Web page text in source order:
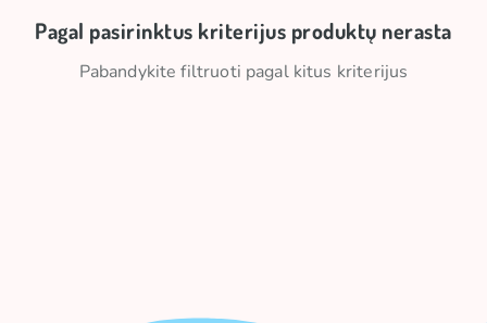
Pagal pasirinktus kriterijus produktų nerasta
Pabandykite filtruoti pagal kitus kriterijus